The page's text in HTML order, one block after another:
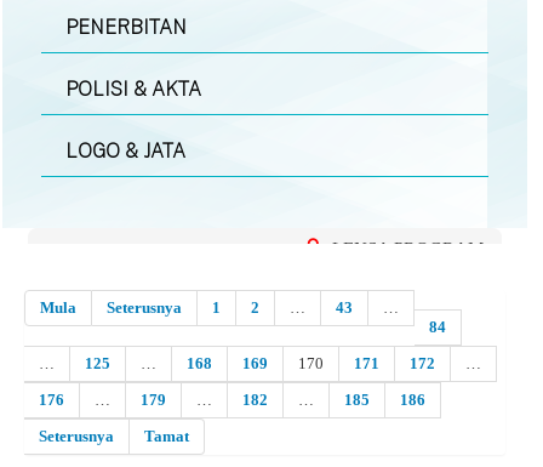
PENERBITAN
POLISI & AKTA
LOGO & JATA
LENSA PROGRAM
Mula Seterusnya 1 2 … 43
…
84
…
125 … 168 169 170 171 172
…
176
… 179 … 182 … 185
186
Seterusnya
Tamat